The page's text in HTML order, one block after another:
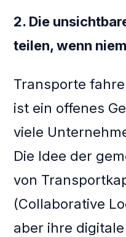
2. Die
teilen, wenn
Transporte
ist ein offenes
viele
Die Idee der
von
(Collaborative
aber ihre